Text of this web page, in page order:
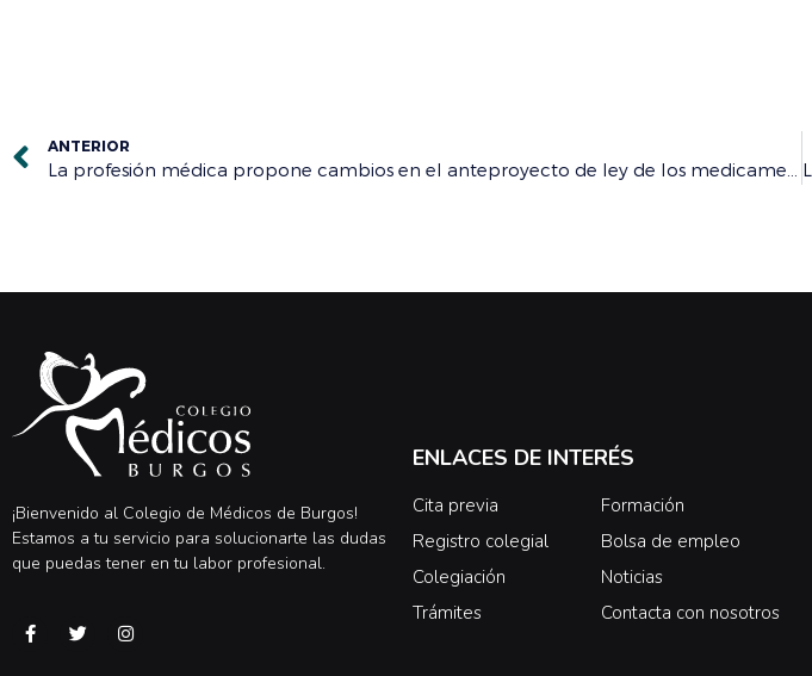
ANTERIOR
¡Bienvenido al Colegio de Médicos de Burgos!
Estamos a tu servicio para solucionarte las dudas
que puedas tener en tu labor profesional.
ENLACES DE INTERÉS
Cita previa
Registro colegial
Colegiación
Trámites
Formación
Bolsa de empleo
Noticias
Contacta con nosotros